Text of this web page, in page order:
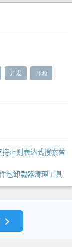
开发 开源
正则表达式搜索替
包卸载器清理工具